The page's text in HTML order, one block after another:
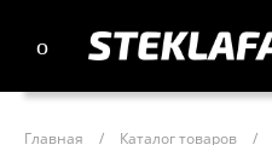
Главная / Каталог товаров /